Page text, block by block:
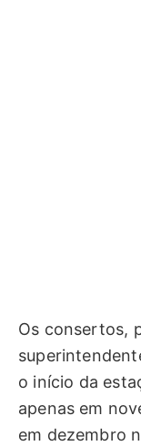
Os consertos,
o início da
apenas em
em dezembro